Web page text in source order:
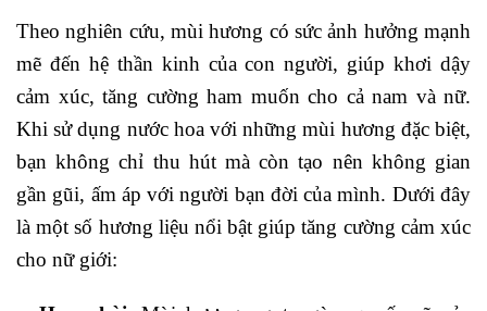
Theo nghiên cứu, mùi hương có sức ảnh hưởng mạnh
mẽ đến hệ thần kinh của con người, giúp khơi dậy
cảm xúc, tăng cường ham muốn cho cả nam và nữ.
Khi sử dụng nước hoa với những mùi hương đặc biệt,
bạn không chỉ thu hút mà còn tạo nên không gian
gần gũi, ấm áp với người bạn đời của mình. Dưới đây
là một số hương liệu nổi bật giúp tăng cường cảm xúc
cho nữ giới: